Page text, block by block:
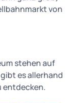
von
stehen auf
es allerhand
entdecken.